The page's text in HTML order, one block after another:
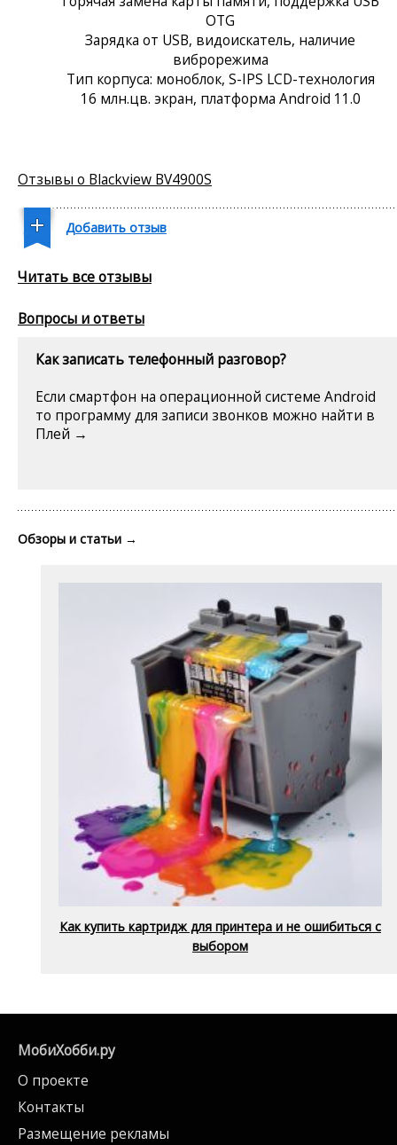
OTG
Зарядка от USB, видоискатель, наличие
виброрежима
Тип корпуса: моноблок, S-IPS LCD-технология
16 млн.цв. экран, платформа Android 11.0
Отзывы о Blackview BV4900S
Добавить отзыв
Читать все отзывы
Вопросы и ответы
Как записать телефонный разговор?
Если смартфон на операционной системе Android
то программу для записи звонков можно найти в
Плей →
Обзоры и статьи →
Как купить картридж для принтера и не ошибиться с
выбором
МобиХобби.ру
О проекте
Контакты
Размещение рекламы